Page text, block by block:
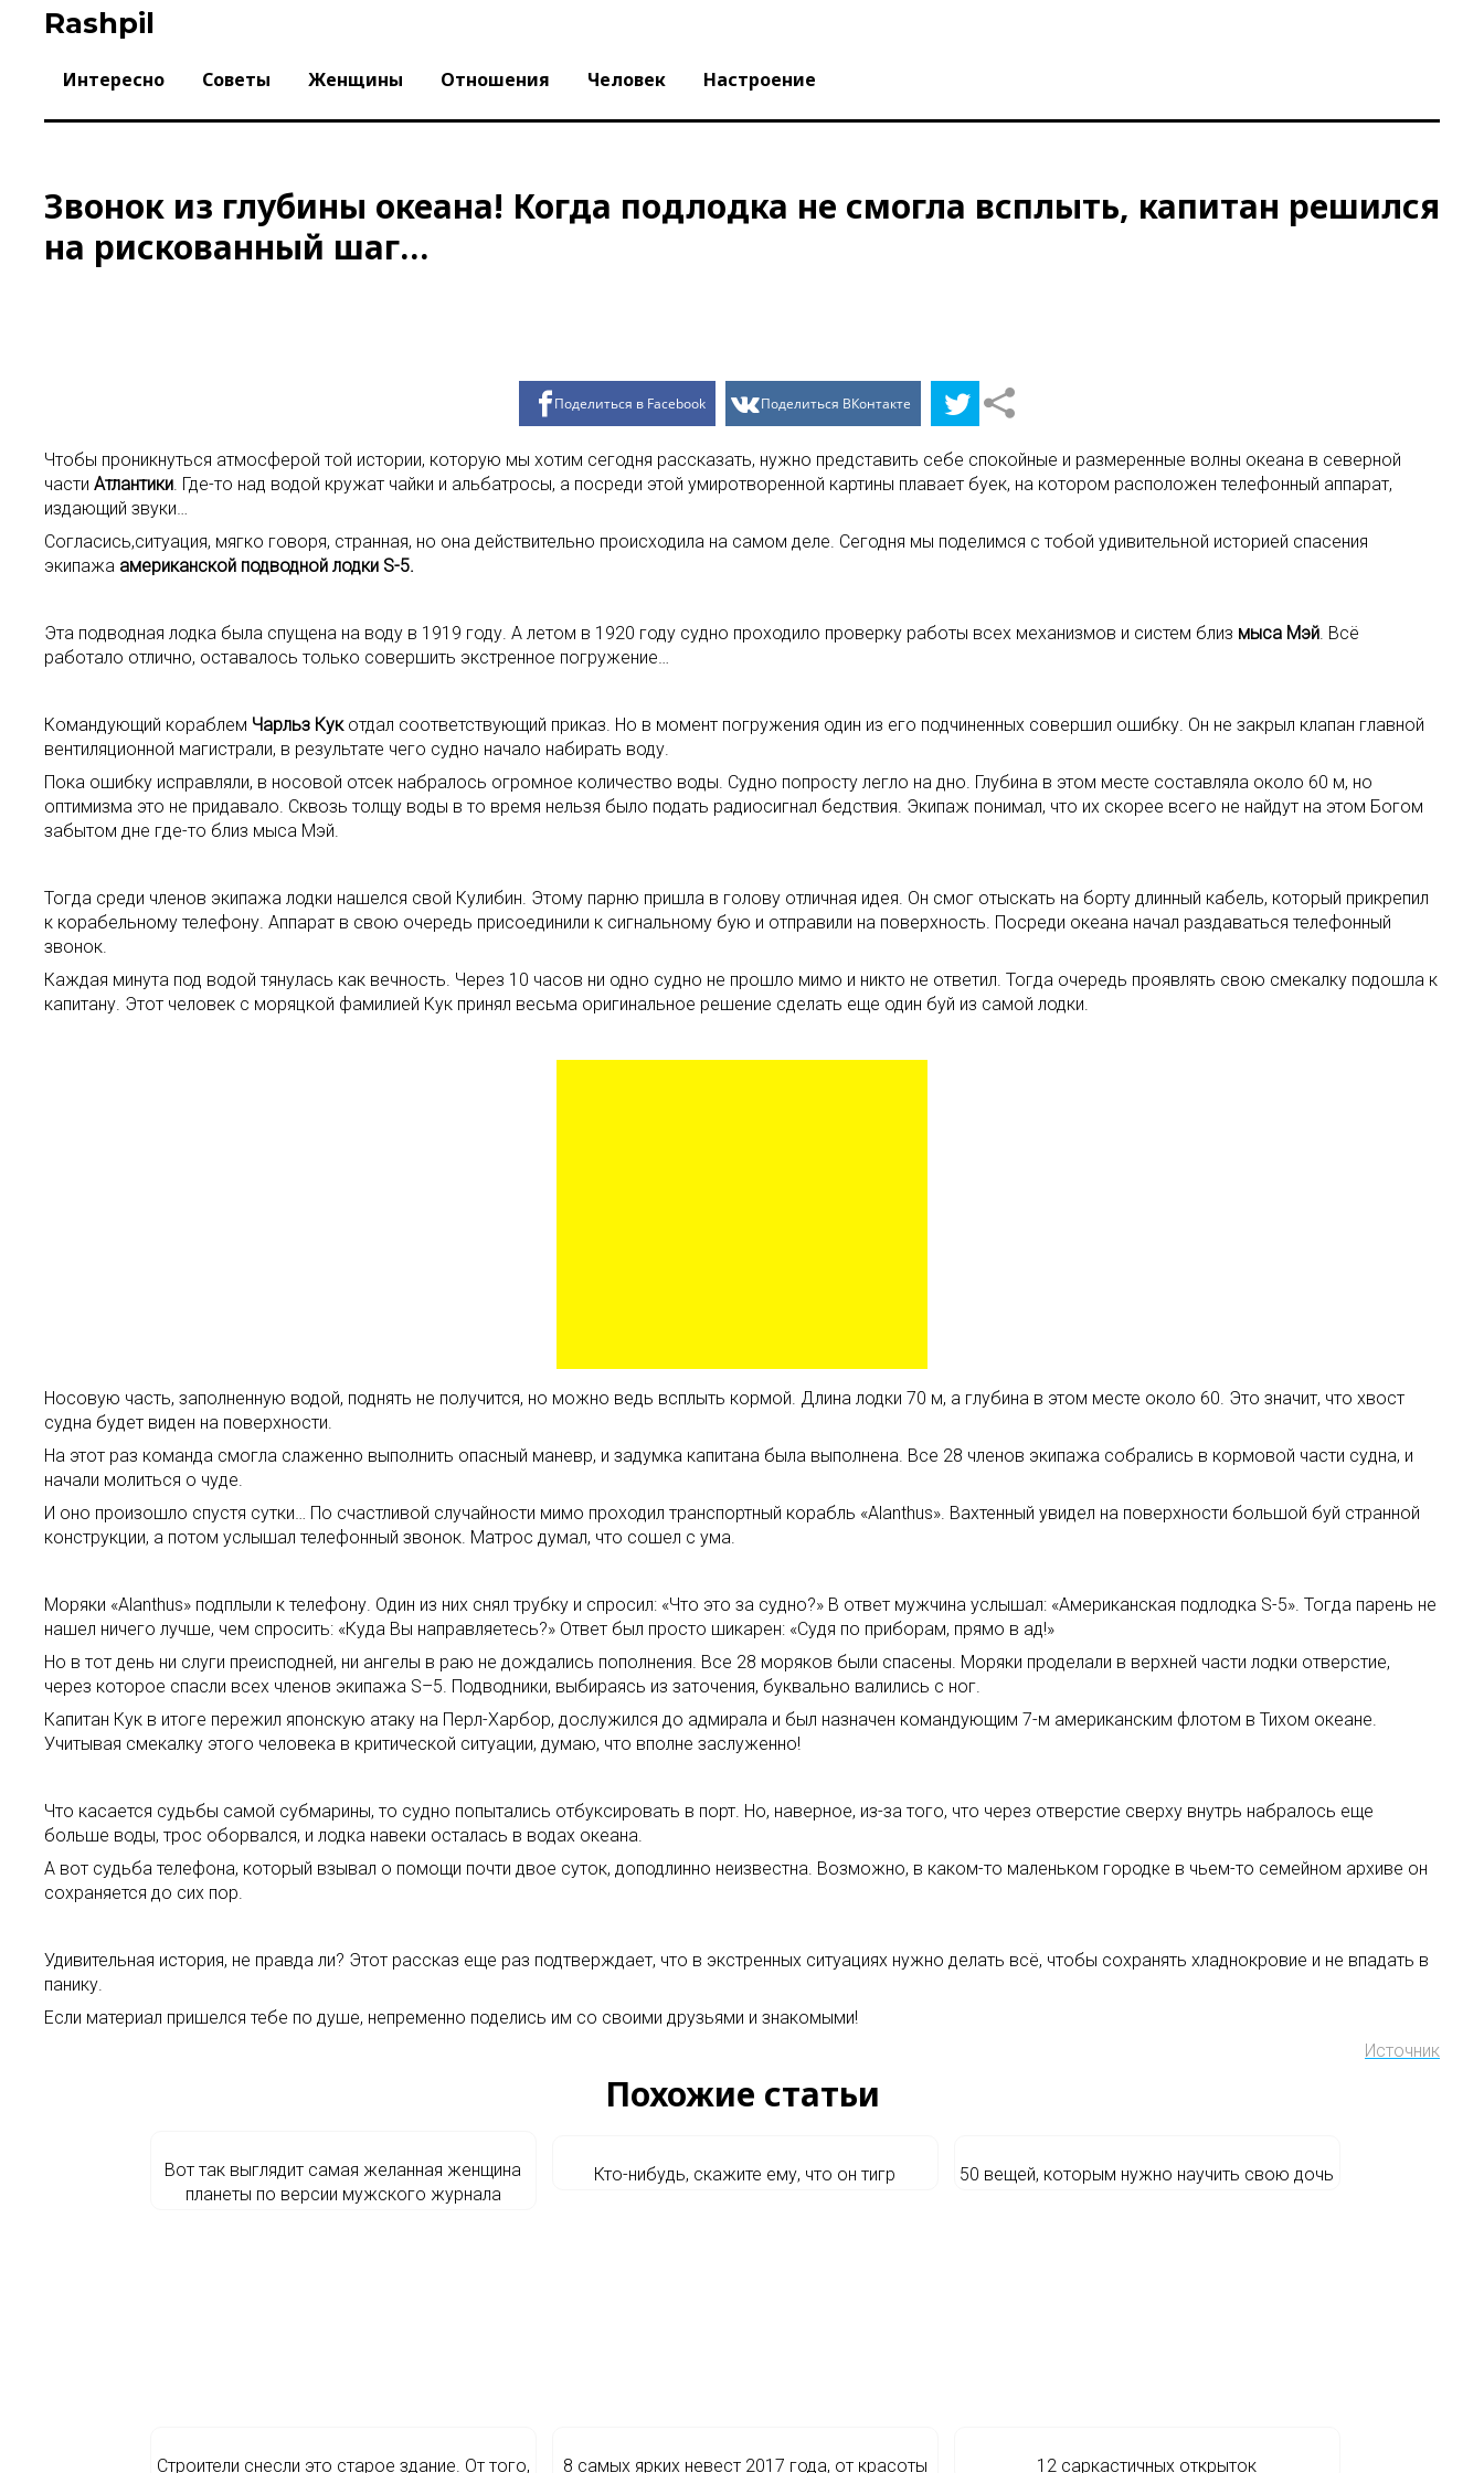
Rashpil
Интересно Советы Женщины Отношения Человек Настроение
Звонок из глубины океана! Когда подлодка не смогла всплыть, капитан решился
на рискованный шаг…
Поделиться в Facebook Поделиться ВКонтакте
Чтобы проникнуться атмосферой той истории, которую мы хотим сегодня рассказать, нужно представить себе спокойные и размеренные волны океана в северной
части Атлантики. Где-то над водой кружат чайки и альбатросы, а посреди этой умиротворенной картины плавает буек, на котором расположен телефонный аппарат,
издающий звуки…
Согласись,ситуация, мягко говоря, странная, но она действительно происходила на самом деле. Сегодня мы поделимся с тобой удивительной историей спасения
экипажа американской подводной лодки S-5.
Эта подводная лодка была спущена на воду в 1919 году. А летом в 1920 году судно проходило проверку работы всех механизмов и систем близ мыса Мэй. Всё
работало отлично, оставалось только совершить экстренное погружение…
Командующий кораблем Чарльз Кукотдал соответствующий приказ. Но в момент погружения один из его подчиненных совершил ошибку. Он не закрыл клапан главной
вентиляционной магистрали, в результате чего судно начало набирать воду.
Пока ошибку исправляли, в носовой отсек набралось огромное количество воды. Судно попросту легло на дно. Глубина в этом месте составляла около 60 м, но
оптимизма это не придавало. Сквозь толщу воды в то время нельзя было подать радиосигнал бедствия. Экипаж понимал, что их скорее всего не найдут на этом Богом
забытом дне где-то близ мыса Мэй.
Тогда среди членов экипажа лодки нашелся свой Кулибин. Этому парню пришла в голову отличная идея. Он смог отыскать на борту длинный кабель, который прикрепил
к корабельному телефону. Аппарат в свою очередь присоединили к сигнальному бую и отправили на поверхность. Посреди океана начал раздаваться телефонный
звонок.
Каждая минута под водой тянулась как вечность. Через 10 часов ни одно судно не прошло мимо и никто не ответил. Тогда очередь проявлять свою смекалку подошла к
капитану. Этот человек с моряцкой фамилией Кук принял весьма оригинальное решение сделать еще один буй из самой лодки.
Носовую часть, заполненную водой, поднять не получится, но можно ведь всплыть кормой. Длина лодки 70 м, а глубина в этом месте около 60. Это значит, что хвост
судна будет виден на поверхности.
На этот раз команда смогла слаженно выполнить опасный маневр, и задумка капитана была выполнена. Все 28 членов экипажа собрались в кормовой части судна, и
начали молиться о чуде.
И оно произошло спустя сутки… По счастливой случайности мимо проходил транспортный корабль «Alanthus». Вахтенный увидел на поверхности большой буй странной
конструкции, а потом услышал телефонный звонок. Матрос думал, что сошел с ума.
Моряки «Alanthus» подплыли к телефону. Один из них снял трубку и спросил: «Что это за судно?» В ответ мужчина услышал: «Американская подлодка S-5». Тогда парень не
нашел ничего лучше, чем спросить: «Куда Вы направляетесь?» Ответ был просто шикарен: «Судя по приборам, прямо в ад!»
Но в тот день ни слуги преисподней, ни ангелы в раю не дождались пополнения. Все 28 моряков были спасены. Моряки проделали в верхней части лодки отверстие,
через которое спасли всех членов экипажа S–5. Подводники, выбираясь из заточения, буквально валились с ног.
Капитан Кук в итоге пережил японскую атаку на Перл-Харбор, дослужился до адмирала и был назначен командующим 7-м американским флотом в Тихом океане.
Учитывая смекалку этого человека в критической ситуации, думаю, что вполне заслуженно!
Что касается судьбы самой субмарины, то судно попытались отбуксировать в порт. Но, наверное, из-за того, что через отверстие сверху внутрь набралось еще
больше воды, трос оборвался, и лодка навеки осталась в водах океана.
А вот судьба телефона, который взывал о помощи почти двое суток, доподлинно неизвестна. Возможно, в каком-то маленьком городке в чьем-то семейном архиве он
сохраняется до сих пор.
Удивительная история, не правда ли? Этот рассказ еще раз подтверждает, что в экстренных ситуациях нужно делать всё, чтобы сохранять хладнокровие и не впадать в
панику.
Если материал пришелся тебе по душе, непременно поделись им со своими друзьями и знакомыми!
Источник
Похожие статьи
Вот так выглядит самая желанная женщина
планеты по версии мужского журнала
Кто-нибудь, скажите ему, что он тигр 50 вещей, которым нужно научить свою дочь
Строители снесли это старое здание. От того, 8 самых ярких невест 2017 года, от красоты 12 саркастичных открыток